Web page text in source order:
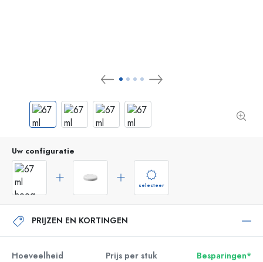
Uw configuratie
selecteer
PRIJZEN EN KORTINGEN
Hoeveelheid Prijs per stuk
Besparingen*